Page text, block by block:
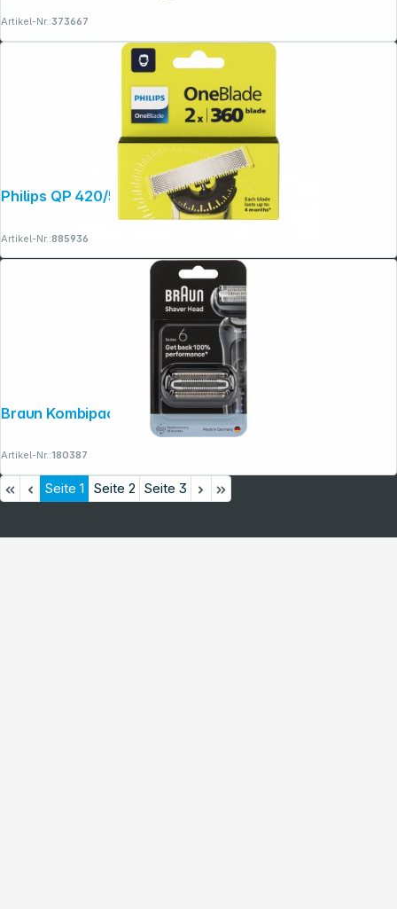
Artikel-Nr.:373667
Philips QP 420/50
Artikel-Nr.:885936
Braun Kombipack 64B
Artikel-Nr.:180387
Seite 1 Seite 2 Seite 3